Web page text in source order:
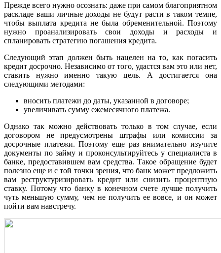
Прежде всего нужно осознать: даже при самом благоприятном
раскладе ваши личные доходы не будут расти в таком темпе,
чтобы выплата кредита не была обременительной. Поэтому
нужно проанализировать свои доходы и расходы и
спланировать стратегию погашения кредита.
Следующий этап должен быть нацелен на то, как погасить
кредит досрочно. Независимо от того, удастся вам это или нет,
ставить нужно именно такую цель. А достигается она
следующими методами:
вносить платежи до даты, указанной в договоре;
увеличивать сумму ежемесячного платежа.
Однако так можно действовать только в том случае, если
договором не предусмотрены штрафы или комиссии за
досрочные платежи. Поэтому еще раз внимательно изучите
документы по займу и проконсультируйтесь у специалиста в
банке, предоставившем вам средства. Такое обращение будет
полезно еще и с той точки зрения, что банк может предложить
вам реструктуризировать кредит или снизить процентную
ставку. Потому что банку в конечном счете лучше получить
чуть меньшую сумму, чем не получить ее вовсе, и он может
пойти вам навстречу.